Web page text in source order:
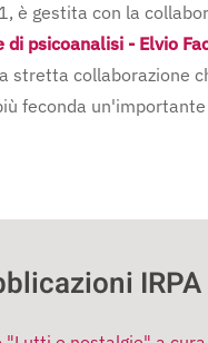
è gestita con la
di psicoanalisi - Elvio
stretta collaborazione
feconda
IRPA